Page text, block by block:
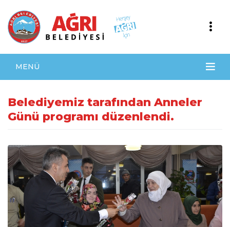
MENÜ
Belediyemiz tarafından Anneler
Günü programı düzenlendi.